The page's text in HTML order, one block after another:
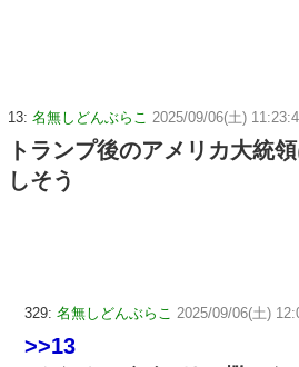
13: 名無しどんぶらこ 2025/09/06(土)
トランプ後のアメリカ大統
しそう
329: 名無しどんぶらこ 2025/09/06(土)
>>13